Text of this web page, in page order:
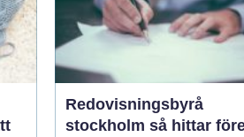
Redovisningsbyrå
stockholm så hittar företag